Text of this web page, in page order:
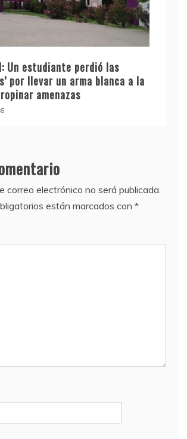
Un estudiante perdió las
por llevar un arma blanca a la
amenazas
correo electrónico no será publicada.
están marcados con *